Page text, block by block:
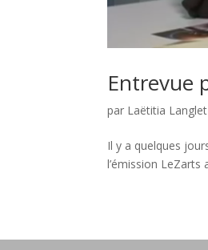
Entrevue
par Laëtitia Langlet
Il y a quelques
l’émission LeZarts